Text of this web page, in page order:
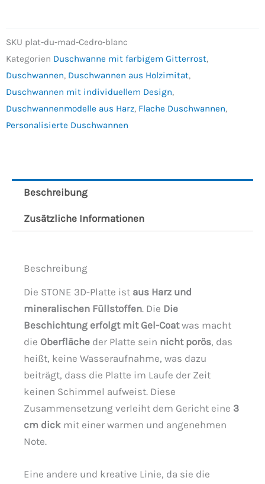
SKU plat-du-mad-Cedro-blanc
Kategorien Duschwanne mit farbigem Gitterrost,
Duschwannen, Duschwannen aus Holzimitat,
Duschwannen mit individuellem Design,
Duschwannenmodelle aus Harz, Flache Duschwannen,
Personalisierte Duschwannen
Beschreibung
Zusätzliche Informationen
Beschreibung
Die STONE 3D-Platte ist aus Harz und
mineralischen Füllstoffen. Die Die
Beschichtung erfolgt mit Gel-Coatwas macht
die Oberfläche der Platte sein nicht porös, das
heißt, keine Wasseraufnahme, was dazu
beiträgt, dass die Platte im Laufe der Zeit
keinen Schimmel aufweist. Diese
Zusammensetzung verleiht dem Gericht eine 3
cm dick mit einer warmen und angenehmen
Note.
Eine andere und kreative Linie, da sie die